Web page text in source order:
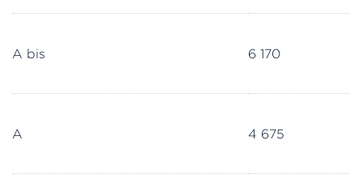
A bis 6 170
A 4 675